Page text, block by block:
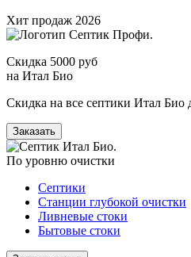
Хит продаж 2026
Скидка 5000 руб
на Итал Био
Скидка на все септики Итал Био
Заказать
По уровню очистки
Септики
Станции глубокой очистки
Ливневые стоки
Бытовые стоки